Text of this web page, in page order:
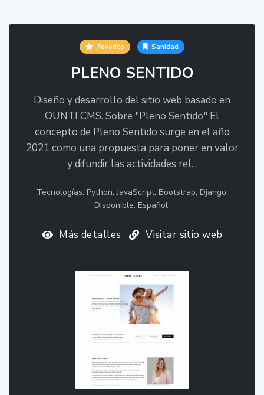
Favorito Sanidad
PLENO SENTIDO
Diseño y desarrollo del sitio web basado en
OUNTI CMS. Sobre "Pleno Sentido" El
concepto de Pleno Sentido surge en el año
2021 como una propuesta para poner en valor
y difundir las actividades rel...
Tecnologías: Python, JavaScript, Bootstrap, Django.
Disponible: Español.
Más detalles Visitar sitio web